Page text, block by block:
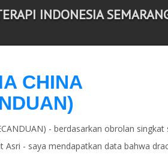
INDONESIA
CHINA
- berdasarkan obrolan
- saya mendapatkan data bahwa